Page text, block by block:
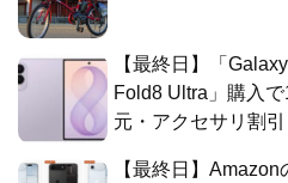
【最終日】「
Fold8 Ultra」購入
元・アクセサリ割引
【最終日】